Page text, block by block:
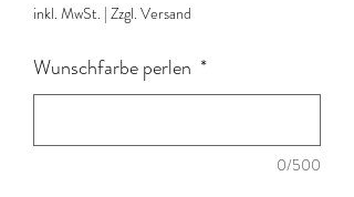
inkl. MwSt. | Zzgl. Versand
Wunschfarbe perlen *
0/500